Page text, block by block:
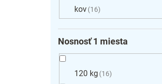
kov 16
Nosnosť 1 miesta
120 kg 16